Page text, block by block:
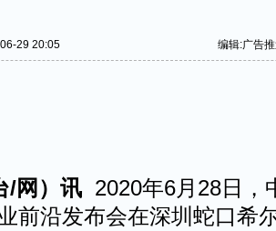
29 20:05 编辑:广告
/网）讯 2020年6月 28日，
前沿发布会在深圳蛇口希